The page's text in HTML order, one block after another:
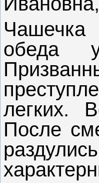
Чашечка
обеда
легких.
После